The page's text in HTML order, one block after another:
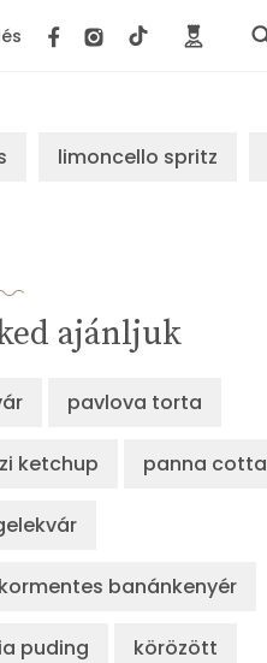
limoncello spritz
ajánljuk
pavlova torta
ketchup panna cotta
banánkenyér
puding körözött